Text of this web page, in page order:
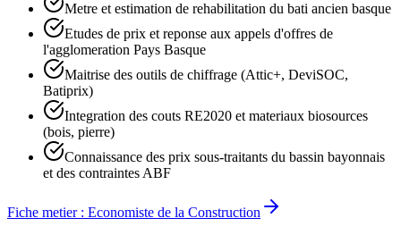
Metre et estimation de rehabilitation du bati ancien basque
Etudes de prix et reponse aux appels d'offres de
l'agglomeration Pays Basque
Maitrise des outils de chiffrage (Attic+, DeviSOC,
Batiprix)
Integration des couts RE2020 et materiaux biosources
(bois, pierre)
Connaissance des prix sous-traitants du bassin bayonnais
et des contraintes ABF
Fiche metier : Economiste de la Construction